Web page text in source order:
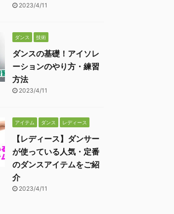
2023/4/11
ダンス 技術
ダンスの基礎！アイソレ
ーションのやり方・練習
方法
2023/4/11
アイテム ダンス レディース
【レディース】ダンサー
が使っている人気・定番
のダンスアイテムをご紹
介
2023/4/11